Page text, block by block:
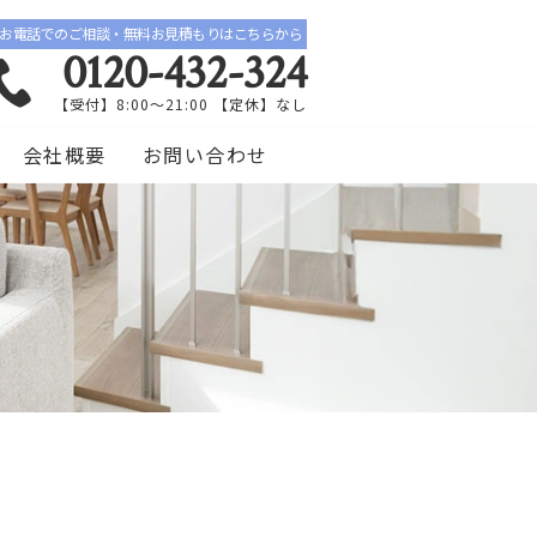
お電話でのご相談・無料お見積もりはこちらから
0120-432-324
【受付】8:00〜21:00 【定休】なし
会社概要 お問い合わせ